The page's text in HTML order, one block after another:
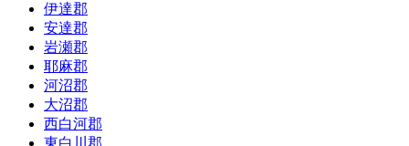
伊達郡
安達郡
岩瀬郡
耶麻郡
河沼郡
大沼郡
西白河郡
東白川郡